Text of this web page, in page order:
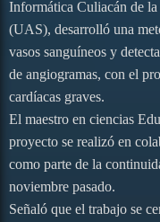
Informática Culiacán de
(UAS), desarrolló una
vasos sanguíneos y
de angiogramas, con el
cardíacas graves.
El maestro en ciencias
proyecto se realizó en
como parte de la
noviembre pasado.
Señaló que el trabajo se